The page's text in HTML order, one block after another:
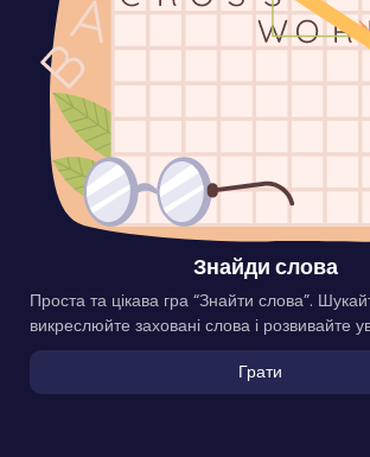
Знайди слова
Проста та цікава гра “Знайти слова”.
викреслюйте заховані слова і розвивайте
Грати